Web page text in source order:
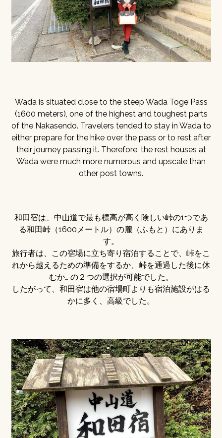
Wada is situated close to the steep Wada Toge Pass
(1600 meters), one of the highest and toughest parts
of the Nakasendo. Travelers tended to stay in Wada to
either prepare for the hike over the pass or to rest after
their journey passing it. Therefore, the rest houses at
Wada were much more numerous and upscale than
other post towns.
和田宿は、中山道で最も標高が高く険しい峠の1つであ
る和田峠（1600メートル）の麓（ふもと）にありま
す。
旅行者は、この宿場に立ち寄り宿泊することで、峠をこ
れから越えるための準備をするか、峠を通過した後に休
むか… の２つの選択が可能でした。
したがって、和田宿は他の宿場町よりも宿泊施設がはる
かに多く、高級でした。